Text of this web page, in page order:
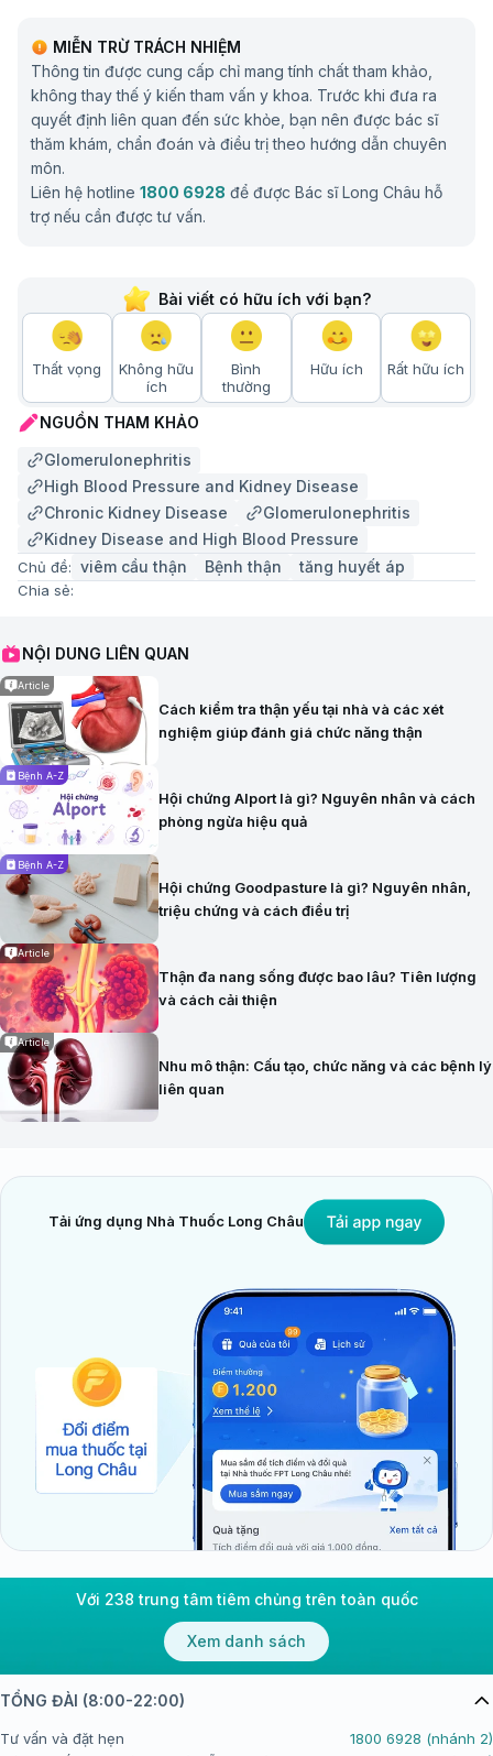
MIỄN TRỪ TRÁCH NHIỆM
Thông tin được cung cấp chỉ mang tính chất tham khảo,
không thay thế ý kiến tham vấn y khoa. Trước khi đưa ra
quyết định liên quan đến sức khỏe, bạn nên được bác sĩ
thăm khám, chẩn đoán và điều trị theo hướng dẫn chuyên
môn.
Liên hệ hotline 1800 6928 để được Bác sĩ Long Châu hỗ
trợ nếu cần được tư vấn.
Bài viết có hữu ích với bạn?
Thất vọng
Không hữu
ích
Bình
thường
Hữu ích Rất hữu ích
NGUỒN THAM KHẢO
Glomerulonephritis
High Blood Pressure and Kidney Disease
Chronic Kidney Disease
Glomerulonephritis
Kidney Disease and High Blood Pressure
Chủ đề: viêm cầu thận Bệnh thận tăng huyết áp
Chia sẻ:
NỘI DUNG LIÊN QUAN
Article
Cách kiểm tra thận yếu tại nhà và các xét
nghiệm giúp đánh giá chức năng thận
Bệnh A-Z
Hội chứng Alport là gì? Nguyên nhân và cách
phòng ngừa hiệu quả
Bệnh A-Z
Hội chứng Goodpasture là gì? Nguyên nhân,
triệu chứng và cách điều trị
Article
Thận đa nang sống được bao lâu? Tiên lượng
và cách cải thiện
Article
Nhu mô thận: Cấu tạo, chức năng và các bệnh lý
liên quan
Tải ứng dụng Nhà Thuốc Long Châu
Với 238 trung tâm tiêm chủng trên toàn quốc
Xem danh sách
TỔNG ĐÀI (8:00-22:00)
Tư vấn và đặt hẹn
1800 6928 (nhánh 2)